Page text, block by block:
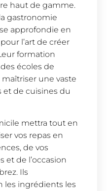
haut de gamme.
gastronomie
approfondie en
l’art de créer
formation
écoles de
une vaste
de cuisines du
mettra tout en
vos repas en
de vos
et de l’occasion
Ils
les ingrédients les